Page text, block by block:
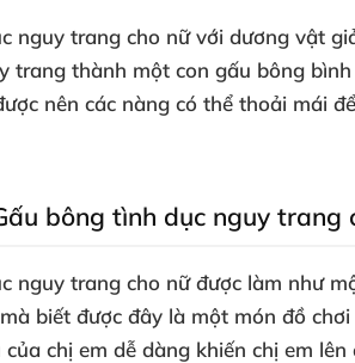
nguy trang cho nữvới dương vật
trang thành một con gấu bông
nên các nàng có thể thoải mái
bông tình dục nguy trang
nguy trang cho nữ được làm như
mà biết được đây là một món đồ
của chị em dễ dàng khiến chị em